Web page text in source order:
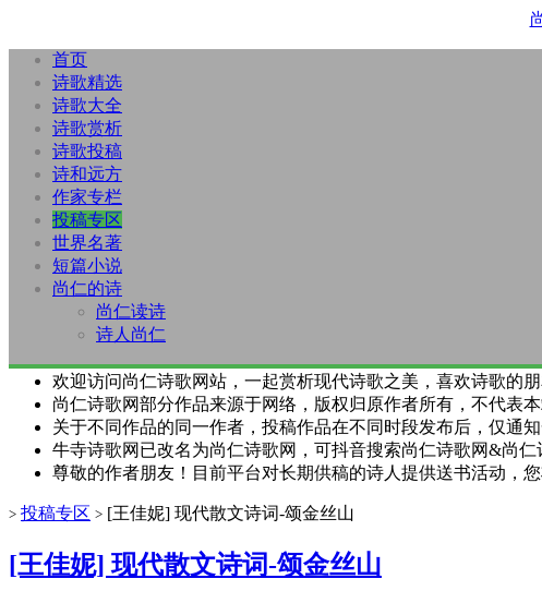
首页
诗歌精选
诗歌大全
诗歌赏析
诗歌投稿
诗和远方
作家专栏
投稿专区
世界名著
短篇小说
尚仁的诗
尚仁读诗
诗人尚仁
欢迎访问尚仁诗歌网站，一起赏析现代诗歌之美，喜欢诗歌的
尚仁诗歌网部分作品来源于网络，版权归原作者所有，不代表
关于不同作品的同一作者，投稿作品在不同时段发布后，仅通
牛寺诗歌网已改名为尚仁诗歌网，可抖音搜索尚仁诗歌网&尚仁
尊敬的作者朋友！目前平台对长期供稿的诗人提供送书活动，
> 投稿专区 > [王佳妮] 现代散文诗词-颂金丝山
[王佳妮] 现代散文诗词-颂金丝山